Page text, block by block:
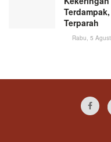
Terparah
Rabu, 5